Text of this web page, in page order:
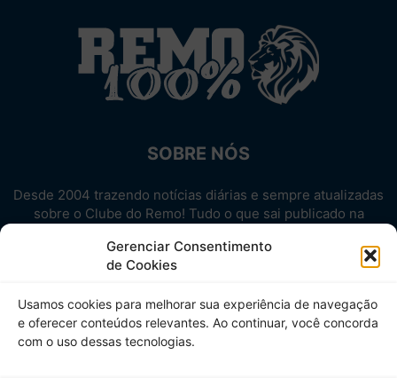
Gerenciar Consentimento
de Cookies
Usamos cookies para melhorar sua experiência de navegação
e oferecer conteúdos relevantes. Ao continuar, você concorda
com o uso dessas tecnologias.
SOBRE NÓS
Desde 2004 trazendo notícias diárias e sempre atualizadas
sobre o Clube do Remo! Tudo o que sai publicado na
Aproveite! Site não-oficial.
SIGA-NOS